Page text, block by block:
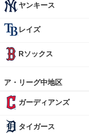
ヤンキース
レイズ
Rソックス
ア・リーグ中地区
ガーディアンズ
タイガース